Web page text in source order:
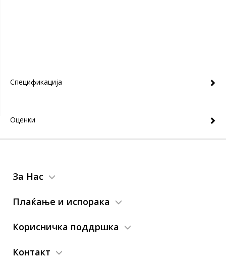
Спецификација
Оценки
За Нас
Плаќање и испорака
Корисничка поддршка
Контакт